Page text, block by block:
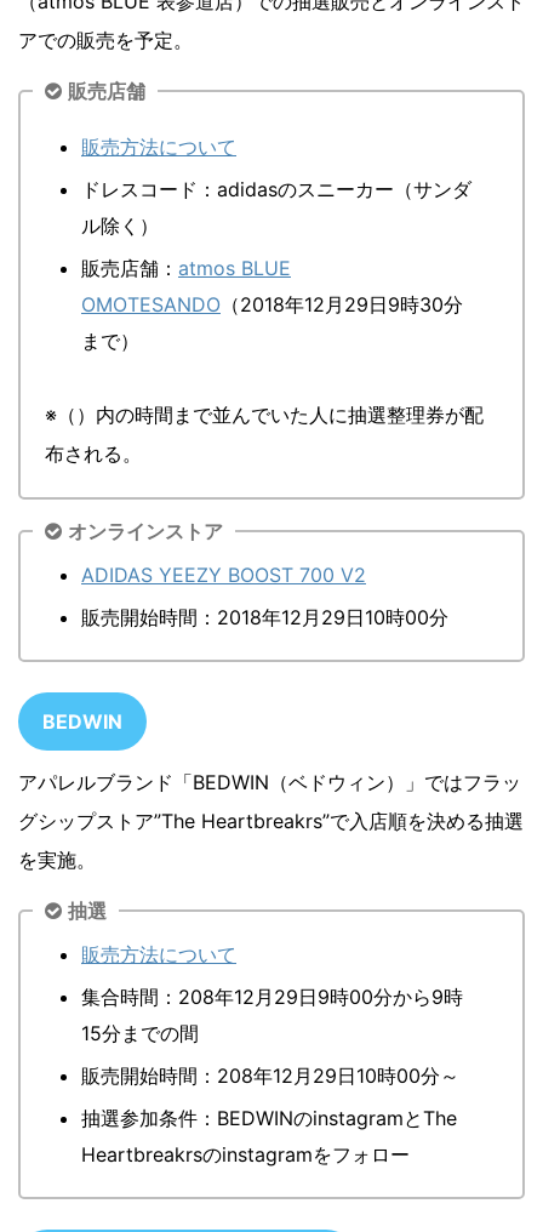
アでの販売を予定。
販売店舗
販売方法について
ドレスコード：adidasのスニーカー（サンダ
ル除く）
販売店舗： atmos BLUE
OMOTESANDO （2018年12月29日9時30分
まで）
※（）内の時間まで並んでいた人に抽選整理券が配
布される。
オンラインストア
ADIDAS YEEZY BOOST 700 V2
販売開始時間：2018年12月29日10時00分
BEDWIN
アパレルブランド「BEDWIN（ベドウィン）」ではフラッ
グシップストア”The Heartbreakrs”で入店順を決める抽選
を実施。
抽選
販売方法について
集合時間：208年12月29日9時00分から9時
15分までの間
販売開始時間：208年12月29日10時00分～
抽選参加条件：BEDWINのinstagramとThe
Heartbreakrsのinstagramをフォロー